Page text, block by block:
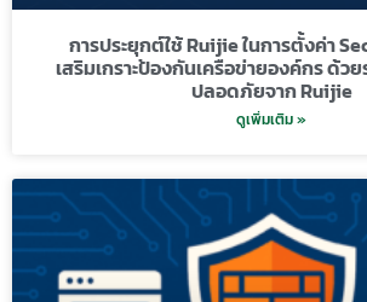
การประยุกต์ใช้ Ruijie ในการตั้งค่า
เสริมเกราะป้องกันเครือข่ายองค์กร ด้ว
ปลอดภัยจาก Ruijie
ดูเพิ่มเติม »